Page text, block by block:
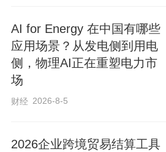
AI for Energy 在中国有哪些
应用场景？从发电侧到用电
侧，物理AI正在重塑电力市
场
财经 2026-8-5
2026企业跨境贸易结算工具